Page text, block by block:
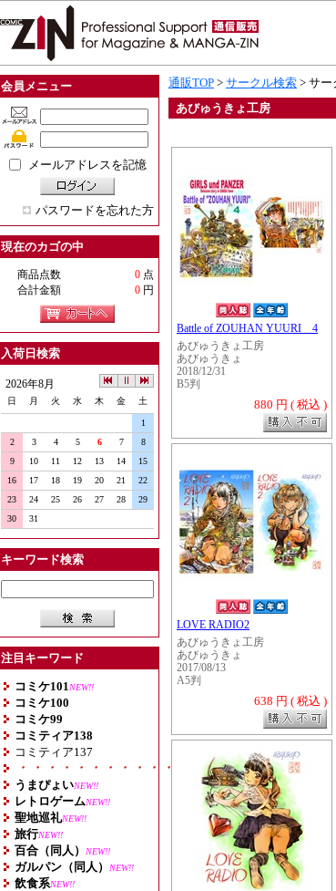
会員メニュー
メールアドレスを記憶
パスワードを忘れた方
現在のカゴの中
商品点数 0 点
合計金額
0 円
入荷日検索
2026年8月
日 月 火 水 木 金 土
1
2
3 4 5 6 7
8
9
10 11 12 13 14
15
16
17 18 19 20 21
22
23
24 25 26 27 28
29
30
31
キーワード検索
注目キーワード
コミケ101 NEW!!
コミケ100
コミケ99
コミティア138
コミティア137
・・・・・・・・・・・・・・・・・・・
うまぴょいNEW!!
レトロゲームNEW!!
聖地巡礼NEW!!
旅行NEW!!
百合（同人） NEW!!
ガルパン（同人） NEW!!
飲食系NEW!!
通販TOP > サークル検索 > サー
あびゅうきょ工房
Battle of ZOUHAN YUURI 4
あびゅうきょ工房
あびゅうきょ
2018/12/31
B5判
880 円 ( 税込 )
LOVE RADIO2
あびゅうきょ工房
あびゅうきょ
2017/08/13
A5判
638 円 ( 税込 )